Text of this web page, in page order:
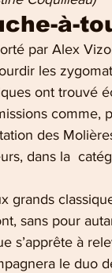
à-
par Alex
les
ont trouvé
comme,
des
ailleurs, dans
grands
sans pour
s’apprête à
le duo